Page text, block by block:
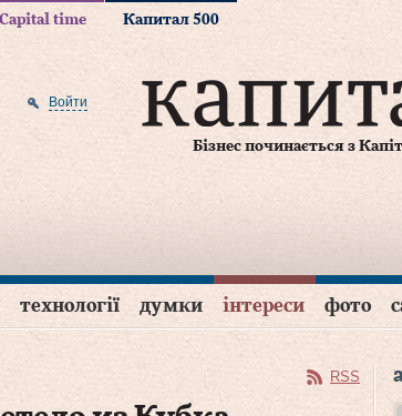
Capital time Капитал 500
Бізнес починається з
Войти
технології думки інтереси фото
RSS